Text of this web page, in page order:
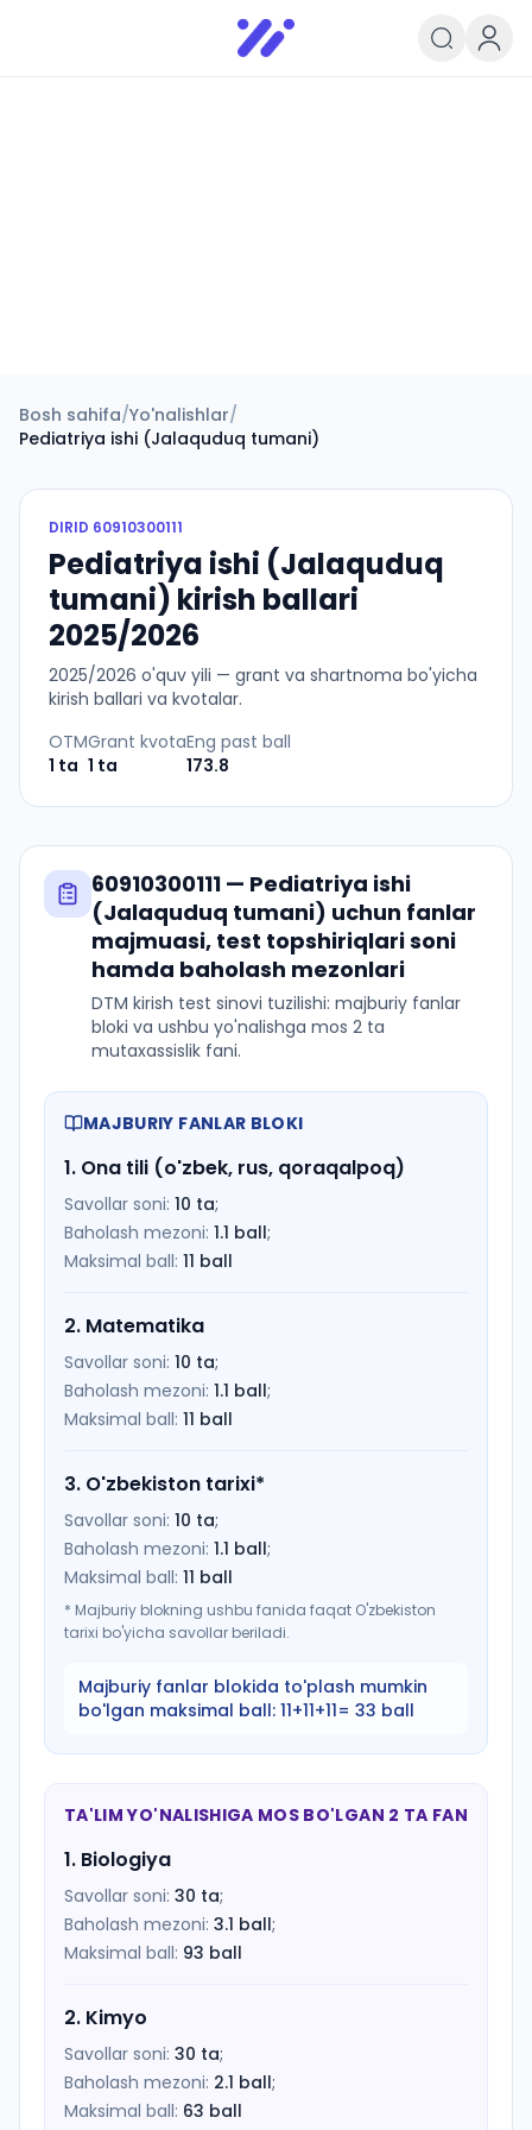
Infoedu
Ta&#039;lim xabarlari va
Bosh sahifa/Yo'nalishlar/
Pediatriya ishi (Jalaquduq tumani)
DIRID 60910300111
Pediatriya ishi (Jalaquduq
tumani) kirish ballari
2025/2026
2025/2026 o'quv yili — grant va shartnoma bo'yicha
kirish ballari va kvotalar.
OTM
1 ta
Grant kvota
1 ta
Eng past ball
173.8
60910300111 — Pediatriya ishi
(Jalaquduq tumani) uchun fanlar
majmuasi, test topshiriqlari soni
hamda baholash mezonlari
DTM kirish test sinovi tuzilishi: majburiy fanlar
bloki va ushbu yo'nalishga mos 2 ta
mutaxassislik fani.
MAJBURIY FANLAR BLOKI
1. Ona tili (o'zbek, rus, qoraqalpoq)
Savollar soni: 10 ta;
Baholash mezoni: 1.1 ball;
Maksimal ball: 11 ball
2. Matematika
Savollar soni: 10 ta;
Baholash mezoni: 1.1 ball;
Maksimal ball: 11 ball
3. O'zbekiston tarixi*
Savollar soni: 10 ta;
Baholash mezoni: 1.1 ball;
Maksimal ball: 11 ball
* Majburiy blokning ushbu fanida faqat O'zbekiston
tarixi bo'yicha savollar beriladi.
Majburiy fanlar blokida to'plash mumkin
bo'lgan maksimal ball: 11+11+11= 33 ball
TA'LIM YO'NALISHIGA MOS BO'LGAN 2 TA FAN
1. Biologiya
Savollar soni: 30 ta;
Baholash mezoni: 3.1 ball;
Maksimal ball: 93 ball
2. Kimyo
Savollar soni: 30 ta;
Baholash mezoni: 2.1 ball;
Maksimal ball: 63 ball